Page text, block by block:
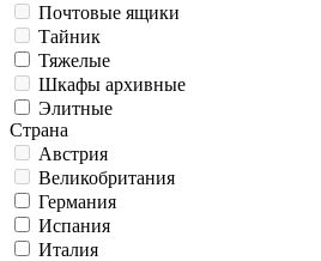
Почтовые ящики
Тайник
Тяжелые
Шкафы архивные
Элитные
Страна
Австрия
Великобритания
Германия
Испания
Италия